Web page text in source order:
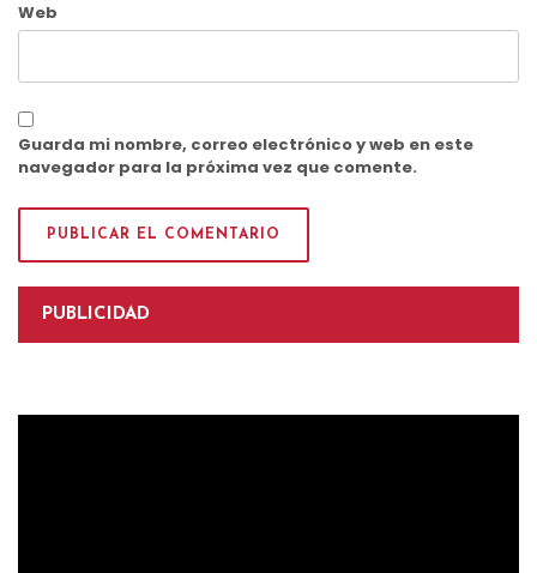
Web
Guarda mi nombre, correo electrónico y web en este
navegador para la próxima vez que comente.
PUBLICIDAD